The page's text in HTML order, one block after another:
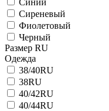
Синий
Сиреневый
Фиолетовый
Черный
Размер RU
Одежда
38/40RU
38RU
40/42RU
40/44RU